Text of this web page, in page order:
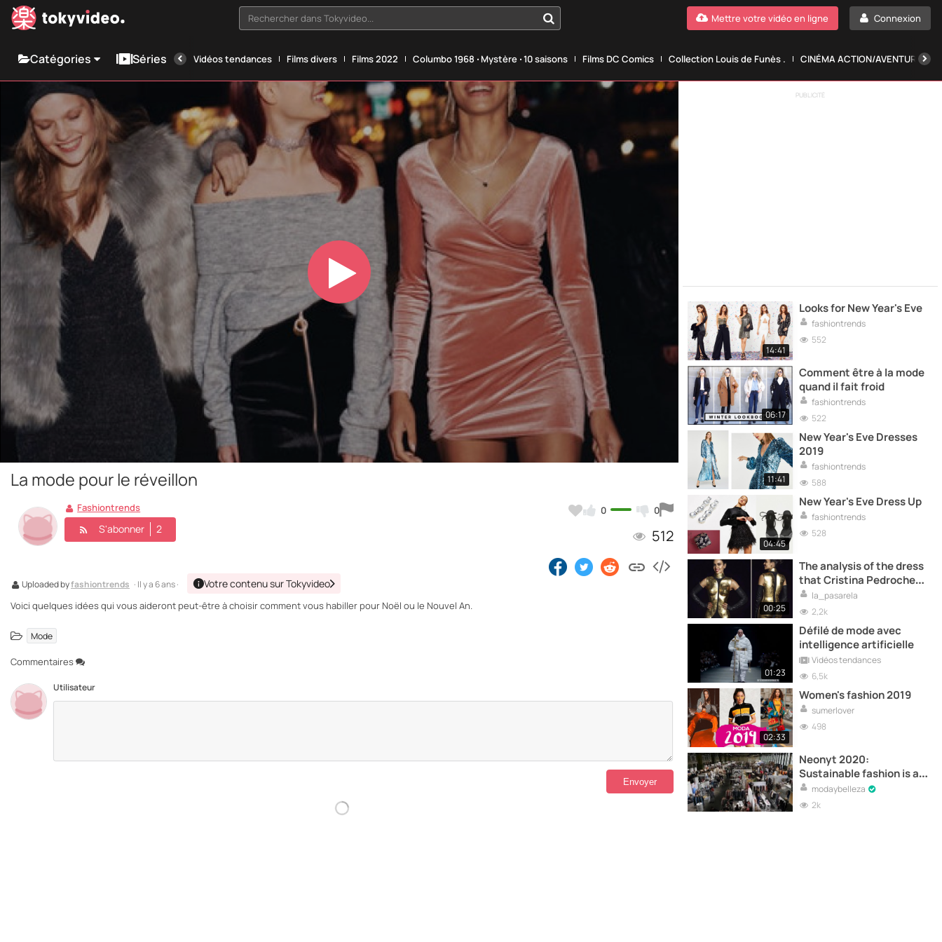
Rechercher dans Tokyvideo... Connexion
Mettre votre vidéo en ligne
Catégories Séries Vidéos tendances Films divers Films 2022 Columbo 1968 ‧ Mystère ‧ 10 saisons Films DC Comics Collection Louis de Funès . CINÉMA ACTION/AVENTURE.
Play
Video
La mode pour le réveillon
0 0
512
Fashiontrends
S'abonner 2
Uploaded byfashiontrends · Il y a 6 ans · Votre contenu sur Tokyvideo
Voici quelques idées qui vous aideront peut-être à choisir comment vous habiller pour Noël ou le Nouvel An.
Mode
Commentaires
Utilisateur
PUBLICITÉ
14:41
Looks for New Year's Eve
fashiontrends
552
06:17
Comment être à la mode
quand il fait froid
fashiontrends
522
11:41
New Year's Eve Dresses
2019
fashiontrends
588
04:45
New Year's Eve Dress Up
fashiontrends
528
00:25
The analysis of the dress
that Cristina Pedroche
wore on New Year's Eve
la_pasarela
2,2k
01:23
Défilé de mode avec
intelligence artificielle
Vidéos tendances
6,5k
02:33
Women's fashion 2019
sumerlover
498
Neonyt 2020:
Sustainable fashion is a
trendmodaybelleza
2k